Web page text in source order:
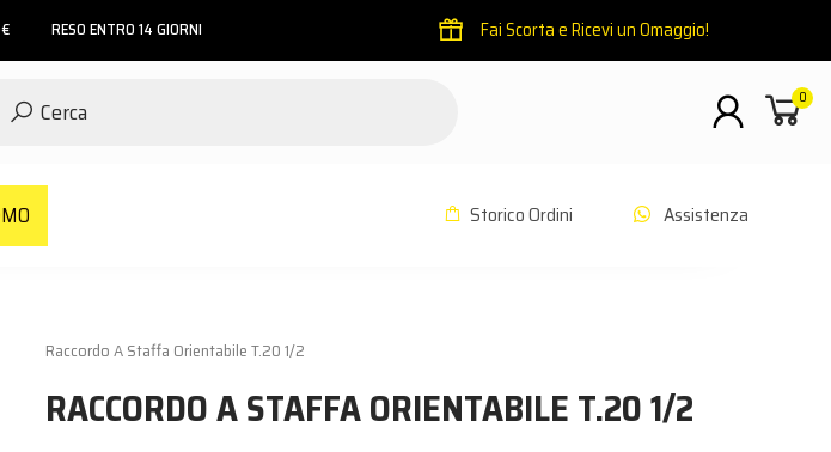
RESO ENTRO 14 GIORNI Fai Scorta e Ricevi un Omaggio!
Cerca 0
Storico Ordini Assistenza
Raccordo A Staffa Orientabile T.20 1/2
RACCORDO A STAFFA ORIENTABILE T.20 1/2